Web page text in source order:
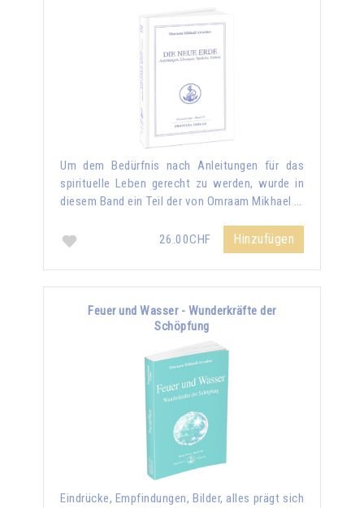
Um dem Bedürfnis nach Anleitungen für das
spirituelle Leben gerecht zu werden, wurde in
diesem Band ein Teil der von Omraam Mikhael …
26.00CHF Hinzufügen
Feuer und Wasser - Wunderkräfte der
Schöpfung
Eindrücke, Empfindungen, Bilder, alles prägt sich